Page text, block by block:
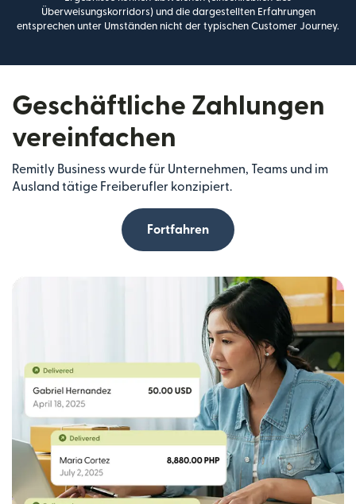
Überweisungskorridors) und die dargestellten Erfahrungen
entsprechen unter Umständen nicht der typischen Customer Journey.
Geschäftliche Zahlungen
vereinfachen
Remitly Business wurde für Unternehmen, Teams und im
Ausland tätige Freiberufler konzipiert.
Fortfahren